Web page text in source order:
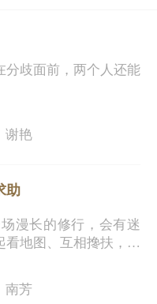
分歧面前，两个人还能
谢艳
助
漫长的修行，会有迷
看地图、互相搀扶，就
南芳